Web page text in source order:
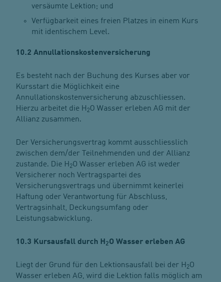
versäumte Lektion; und
Verfügbarkeit eines freien Platzes in einem Kurs
mit identischem Level.
10.2 Annullationskostenversicherung
Es besteht nach der Buchung des Kurses aber vor
Kursstart die Möglichkeit eine
Annullationskostenversicherung abzuschliessen.
Hierzu arbeitet die H 2O Wasser erleben AG mit der
Allianz zusammen.
Der Versicherungsvertrag kommt ausschliesslich
zwischen dem/der Teilnehmenden und der Allianz
zustande. Die H 2O Wasser erleben AG ist weder
Versicherer noch Vertragspartei des
Versicherungsvertrags und übernimmt keinerlei
Haftung oder Verantwortung für Abschluss,
Vertragsinhalt, Deckungsumfang oder
Leistungsabwicklung.
10.3 Kursausfall durch H 2O Wasser erleben AG
Liegt der Grund für den Lektionsausfall bei der H 2O
Wasser erleben AG, wird die Lektion falls möglich am